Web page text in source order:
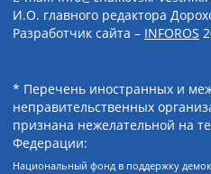
И.О. главного редактора
Разработчик сайта – INFOROS
* Перечень иностранных и
неправительственных
признана нежелательной на
Федерации:
Национальный фонд в поддержку